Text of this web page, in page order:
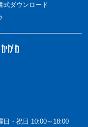
式ダウンロード
日・祝日 10:00～18:00